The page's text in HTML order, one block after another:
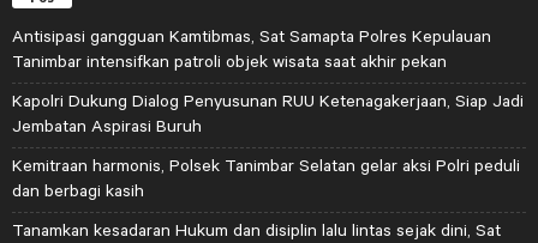
Antisipasi gangguan Kamtibmas, Sat Samapta Polres Kepulauan
Tanimbar intensifkan patroli objek wisata saat akhir pekan
Kapolri Dukung Dialog Penyusunan RUU Ketenagakerjaan, Siap Jadi
Jembatan Aspirasi Buruh
Kemitraan harmonis, Polsek Tanimbar Selatan gelar aksi Polri peduli
dan berbagi kasih
Tanamkan kesadaran Hukum dan disiplin lalu lintas sejak dini, Sat